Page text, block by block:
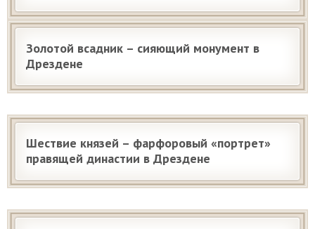
Золотой всадник – сияющий монумент в
Дрездене
Шествие князей – фарфоровый «портрет»
правящей династии в Дрездене